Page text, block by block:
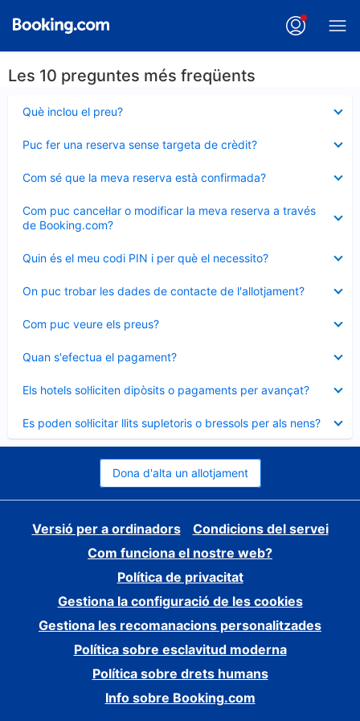
Les 10 preguntes més freqüents
Què inclou el preu?
tancat
Puc fer una reserva sense targeta de crèdit?
tancat
Com sé que la meva reserva està confirmada?
tancat
Com puc cancel·lar o modificar la meva reserva a través
de Booking.com?
tancat
Quin és el meu codi PIN i per què el necessito?
tancat
On puc trobar les dades de contacte de l'allotjament?
tancat
Com puc veure els preus?
tancat
Quan s'efectua el pagament?
tancat
Els hotels sol·liciten dipòsits o pagaments per avançat?
tancat
Es poden sol·licitar llits supletoris o bressols per als nens?
tancat
Dona d'alta un allotjament
Versió per a ordinadors
Condicions del servei
Com funciona el nostre web?
Política de privacitat
Gestiona la configuració de les cookies
Gestiona les recomanacions personalitzades
Política sobre esclavitud moderna
Política sobre drets humans
Info sobre Booking.com